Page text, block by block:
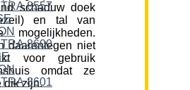
schaduw doek
en tal van
mogelijkheden.
daarentegen niet
voor gebruik
omdat ze
dik zijn.